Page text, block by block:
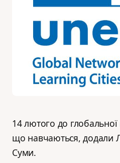
14 лютого до
що навчаються, додали
Суми.